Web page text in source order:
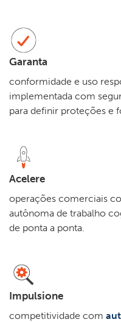
Garanta
conformidade e uso
implementada com
para definir proteções e
Acelere
operações comerciais
autônoma de trabalho
de ponta a ponta.
Impulsione
competitividade com